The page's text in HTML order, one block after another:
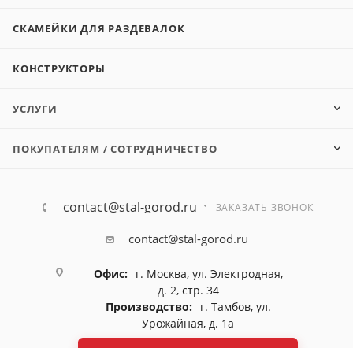
СКАМЕЙКИ ДЛЯ РАЗДЕВАЛОК
КОНСТРУКТОРЫ
УСЛУГИ
ПОКУПАТЕЛЯМ / СОТРУДНИЧЕСТВО
contact@stal-gorod.ru ЗАКАЗАТЬ ЗВОНОК
contact@stal-gorod.ru
Офис:
г. Москва, ул. Электродная,
д. 2, стр. 34
Производство:
г. Тамбов, ул.
Урожайная, д. 1а